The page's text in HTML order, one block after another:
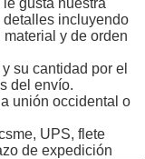
detalles incluyendo
y de orden
su cantidad por el
del envío.
unión occidental o
UPS, flete
de expedición